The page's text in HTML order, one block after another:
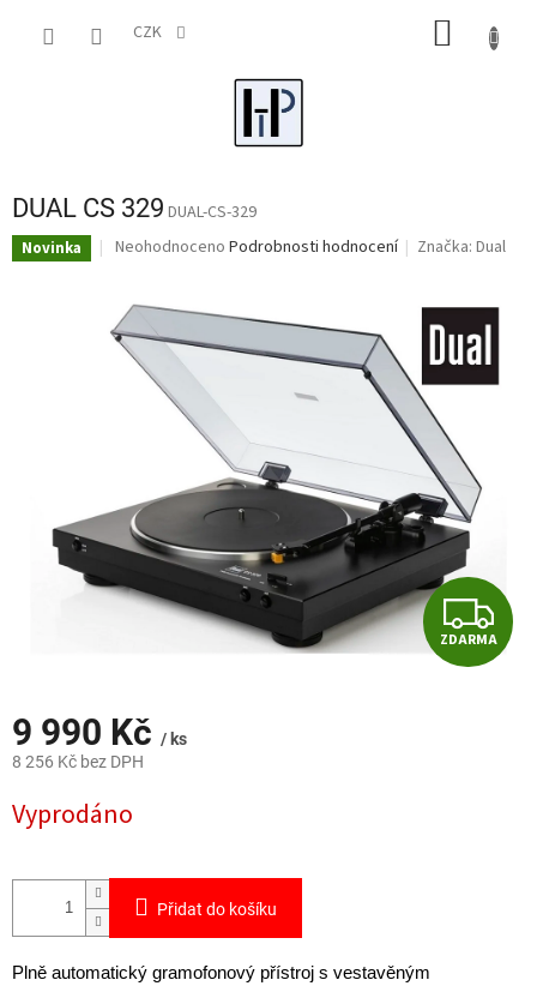
CZK
DUAL CS 329 DUAL-CS-329
Novinka
Průměrné
je
0,0
hvězdiček.
Neohodnoceno Podrobnosti hodnocení Značka:Dual
Z
D
ZDARMA
9 990 Kč / ks
8 256 Kč bez DPH
cena:
Vyprodáno
Přidat do košíku
Plně automatický gramofonový přístroj s vestavěným